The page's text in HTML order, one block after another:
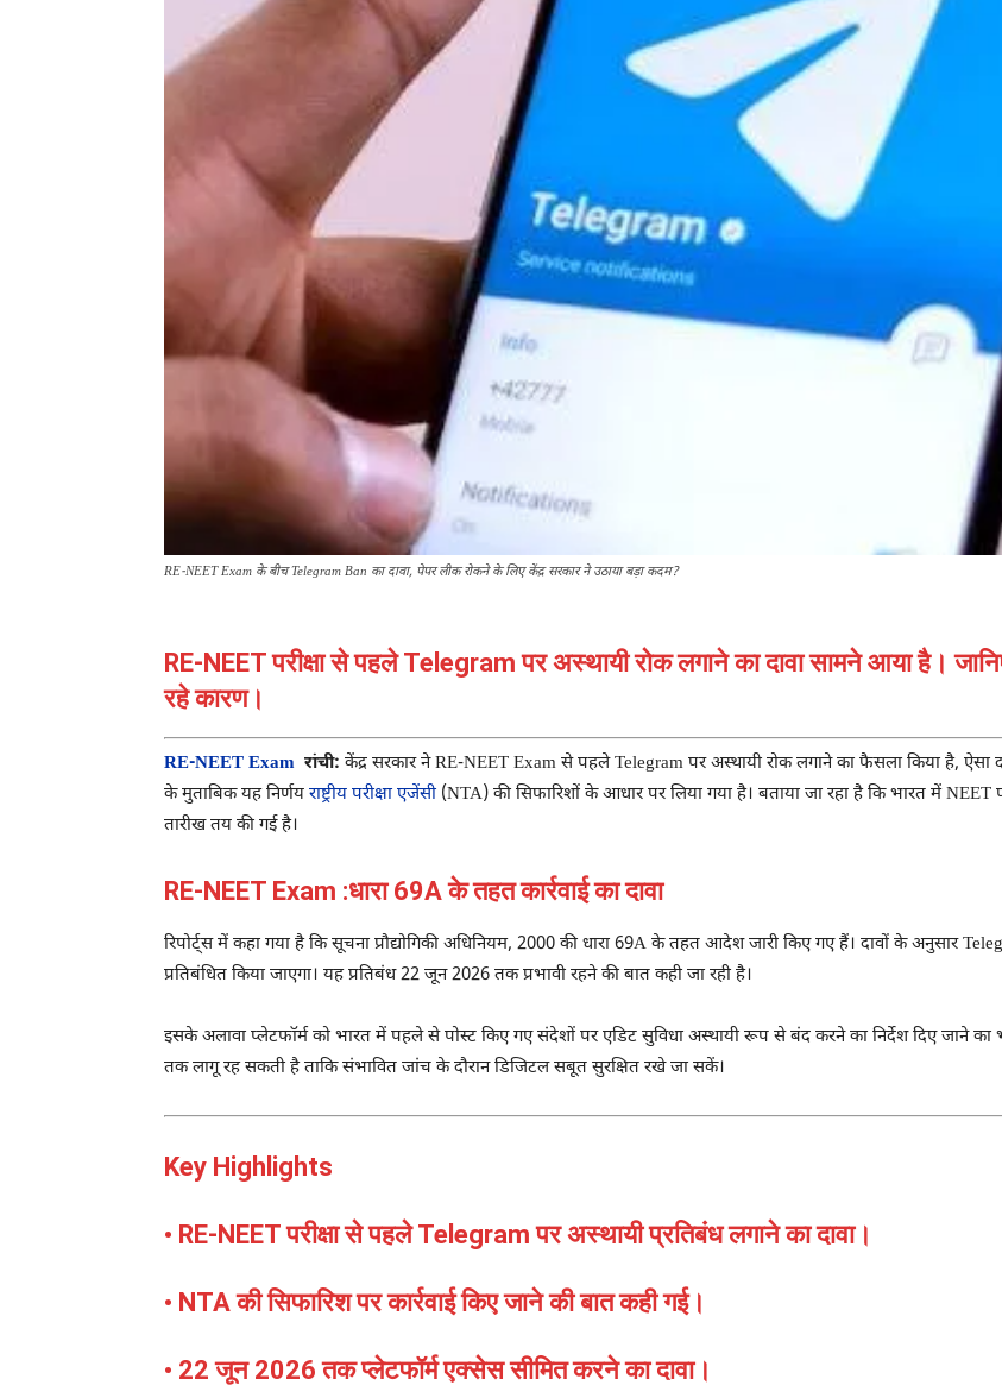
RE-NEET Exam के बीच Telegram Ban का दावा, पेपर लीक रोकने के लिए केंद्र सरकार ने उठाया बड़ा कदम?
RE-NEET परीक्षा से पहले Telegram पर अस्थायी रोक लगाने का दावा सामने आया है।
रहे कारण।
RE-NEET Exam रांची: केंद्र सरकार ने RE-NEET Exam से पहले Telegram पर अस्थायी रोक लगाने का फैसला किया है, ऐसा
के मुताबिक यह निर्णय राष्ट्रीय परीक्षा एजेंसी(NTA) की सिफारिशों के आधार पर लिया गया है। बताया जा रहा है कि भारत में
तारीख तय की गई है।
RE-NEET Exam :धारा 69A के तहत कार्रवाई का दावा
रिपोर्ट्स में कहा गया है कि सूचना प्रौद्योगिकी अधिनियम, 2000 की धारा 69A के तहत आदेश जारी किए गए हैं। दावों के अनुसार
प्रतिबंधित किया जाएगा। यह प्रतिबंध 22 जून 2026 तक प्रभावी रहने की बात कही जा रही है।
इसके अलावा प्लेटफॉर्म को भारत में पहले से पोस्ट किए गए संदेशों पर एडिट सुविधा अस्थायी रूप से बंद करने का निर्देश दिए जाने का
तक लागू रह सकती है ताकि संभावित जांच के दौरान डिजिटल सबूत सुरक्षित रखे जा सकें।
Key Highlights
• RE-NEET परीक्षा से पहले Telegram पर अस्थायी प्रतिबंध लगाने का दावा।
• NTA की सिफारिश पर कार्रवाई किए जाने की बात कही गई।
• 22 जून 2026 तक प्लेटफॉर्म एक्सेस सीमित करने का दावा।